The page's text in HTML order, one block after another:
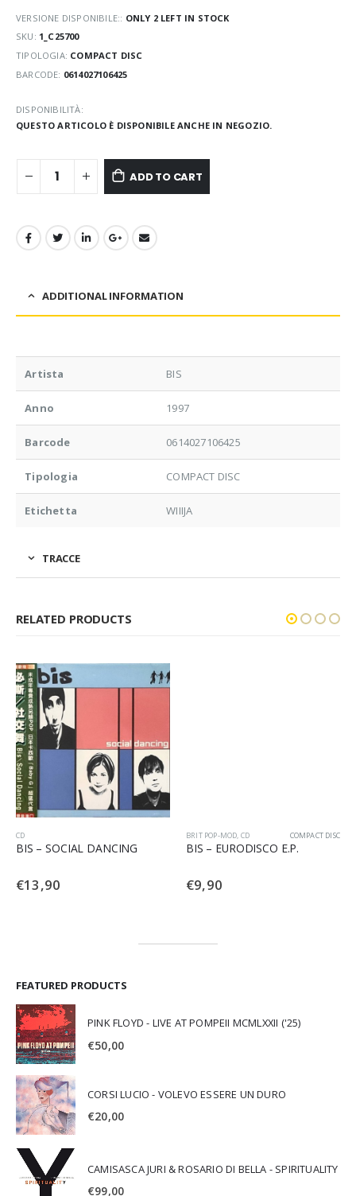
VERSIONE DISPONIBILE:: ONLY 2 LEFT IN STOCK
SKU: 1_C25700
TIPOLOGIA: COMPACT DISC
BARCODE: 0614027106425
DISPONIBILITÀ:
QUESTO ARTICOLO È DISPONIBILE ANCHE IN NEGOZIO.
ADD TO CART
ADDITIONAL INFORMATION
Artista BIS
Anno 1997
Barcode 0614027106425
Tipologia COMPACT DISC
Etichetta WIIIJA
TRACCE
RELATED PRODUCTS
CD
BIS – SOCIAL DANCING
€13,90
COMPACT DISC
BRIT POP-MOD, CD
BIS – EURODISCO E.P.
€9,90
FEATURED PRODUCTS
PINK FLOYD - LIVE AT POMPEII MCMLXXII ('25)
€50,00
CORSI LUCIO - VOLEVO ESSERE UN DURO
€20,00
CAMISASCA JURI & ROSARIO DI BELLA - SPIRITUALITY
€99,00